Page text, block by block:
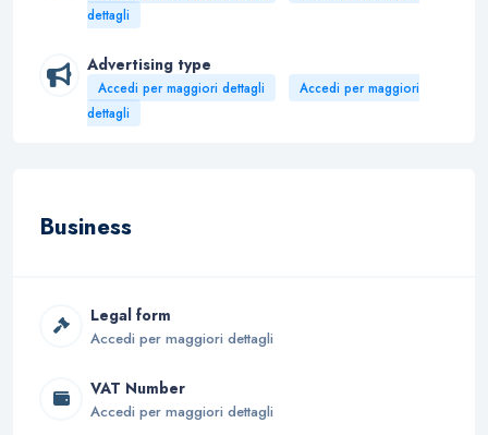
dettagli
Advertising type
Accedi per maggiori dettagli
Accedi per maggiori
dettagli
Business
Legal form
Accedi per maggiori dettagli
VAT Number
Accedi per maggiori dettagli